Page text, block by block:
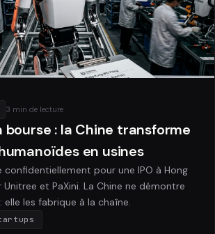
3 min de lecture
bourse : la Chine transforme
en usines
confidentiellement pour une IPO à Hong
et PaXini. La Chine ne démontre
les fabrique à la chaîne.